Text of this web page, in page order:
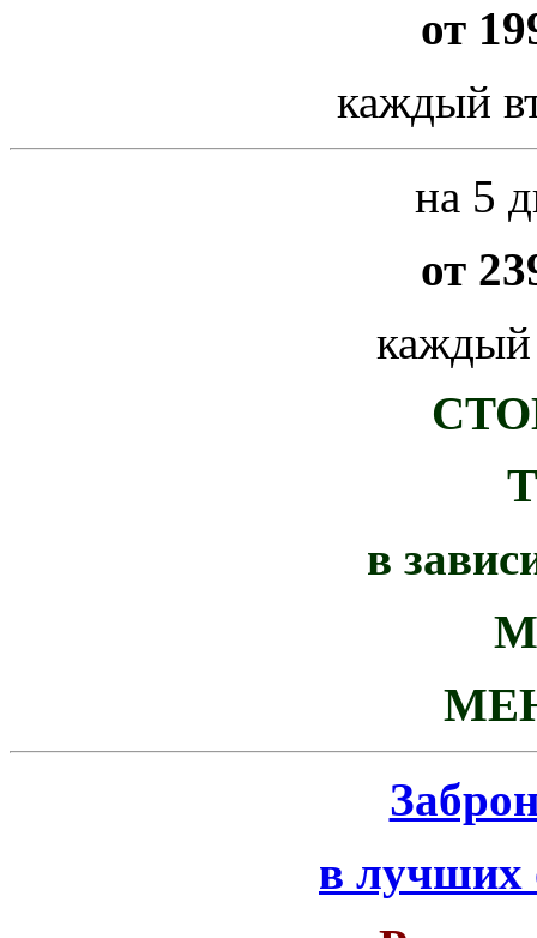
от
каждый
на 5
от
каждый
в
в лучших